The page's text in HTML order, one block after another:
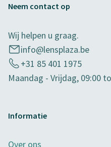
Neem contact op
Wij helpen u graag.
info@lensplaza.be
+31 85 401 1975
Maandag - Vrijdag, 09:00
Informatie
Over ons